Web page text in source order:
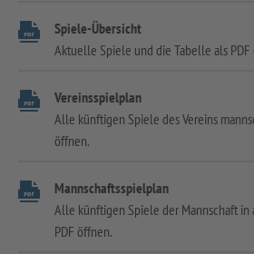
Spiele-Übersicht
Aktuelle Spiele und die Tabelle als
Vereinsspielplan
Alle künftigen Spiele des Vereins
öffnen.
Mannschaftsspielplan
Alle künftigen Spiele der Mannschaft
PDF öffnen.